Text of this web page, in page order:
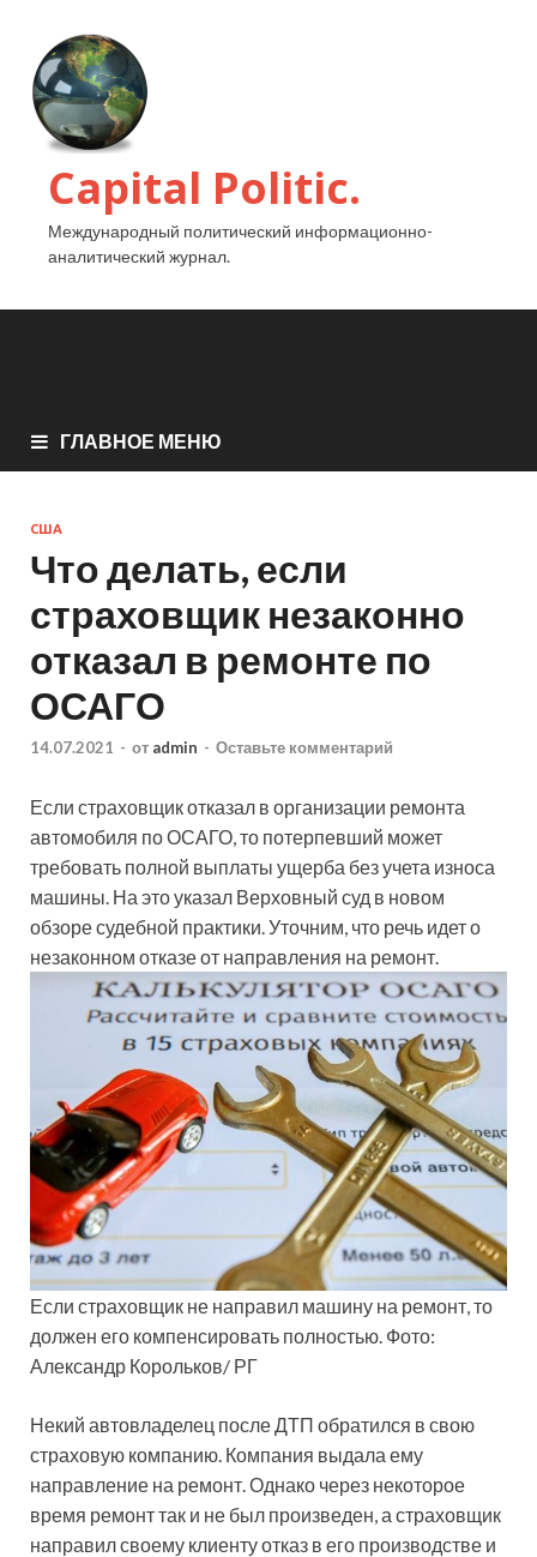
Capital Politic.
Международный политический информационно-
аналитический журнал.
ГЛАВНОЕ МЕНЮ
США
Что делать, если
страховщик незаконно
отказал в ремонте по
ОСАГО
14.07.2021 - от admin - Оставьте комментарий
Если страховщик отказал в организации ремонта
автомобиля по ОСАГО, то потерпевший может
требовать полной выплаты ущерба без учета износа
машины. На это указал Верховный суд в новом
обзоре судебной практики. Уточним, что речь идет о
незаконном отказе от направления на ремонт.
Если страховщик не направил машину на ремонт, то
должен его компенсировать полностью. Фото:
Александр Корольков/ РГ
Некий автовладелец после ДТП обратился в свою
страховую компанию. Компания выдала ему
направление на ремонт. Однако через некоторое
время ремонт так и не был произведен, а страховщик
направил своему клиенту отказ в его производстве и